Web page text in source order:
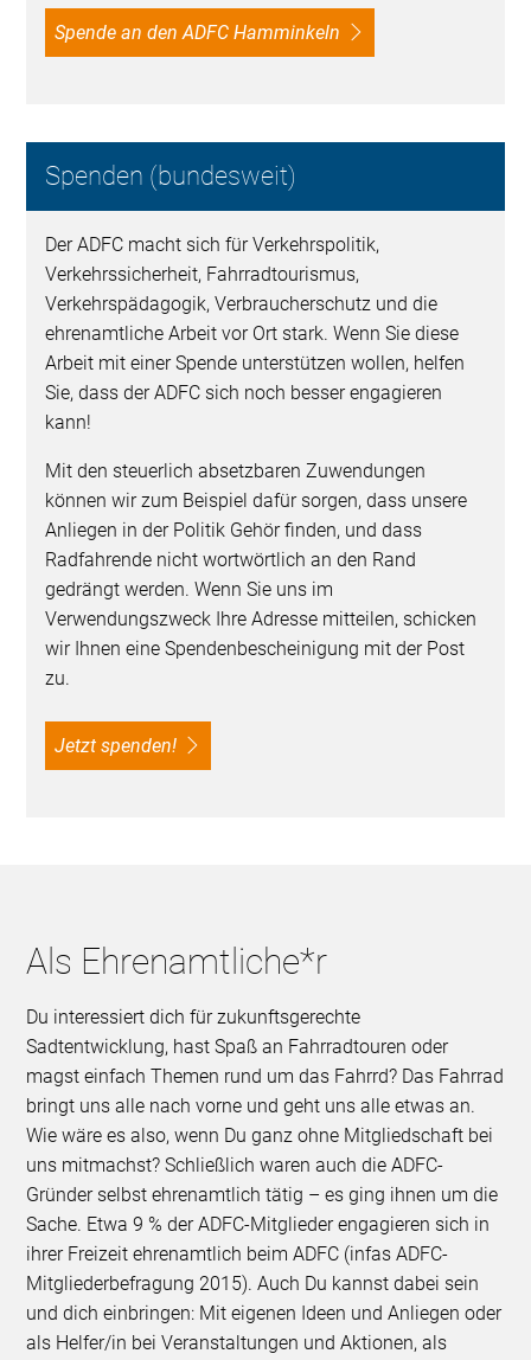
Spende an den ADFC Hamminkeln
Spenden (bundesweit)
Der ADFC macht sich für Verkehrspolitik,
Verkehrssicherheit, Fahrradtourismus,
Verkehrspädagogik, Verbraucherschutz und die
ehrenamtliche Arbeit vor Ort stark. Wenn Sie diese
Arbeit mit einer Spende unterstützen wollen, helfen
Sie, dass der ADFC sich noch besser engagieren
kann!
Mit den steuerlich absetzbaren Zuwendungen
können wir zum Beispiel dafür sorgen, dass unsere
Anliegen in der Politik Gehör finden, und dass
Radfahrende nicht wortwörtlich an den Rand
gedrängt werden. Wenn Sie uns im
Verwendungszweck Ihre Adresse mitteilen, schicken
wir Ihnen eine Spendenbescheinigung mit der Post
zu.
Jetzt spenden!
Als Ehrenamtliche*r
Du interessiert dich für zukunftsgerechte
Sadtentwicklung, hast Spaß an Fahrradtouren oder
magst einfach Themen rund um das Fahrrd? Das Fahrrad
bringt uns alle nach vorne und geht uns alle etwas an.
Wie wäre es also, wenn Du ganz ohne Mitgliedschaft bei
uns mitmachst? Schließlich waren auch die ADFC-
Gründer selbst ehrenamtlich tätig – es ging ihnen um die
Sache. Etwa 9 % der ADFC-Mitglieder engagieren sich in
ihrer Freizeit ehrenamtlich beim ADFC (infas ADFC-
Mitgliederbefragung 2015). Auch Du kannst dabei sein
und dich einbringen: Mit eigenen Ideen und Anliegen oder
als Helfer/in bei Veranstaltungen und Aktionen, als